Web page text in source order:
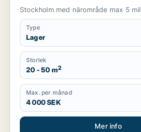
Stockholm med närområde max 5 mil
Type
Lager
Storlek
20 - 50 m2
Max. per månad
4 000 SEK
Mer info